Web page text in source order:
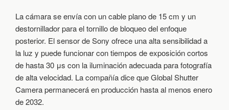
La cámara se envía con un cable plano de 15 cm y un
destornillador para el tornillo de bloqueo del enfoque
posterior. El sensor de Sony ofrece una alta sensibilidad a
la luz y puede funcionar con tiempos de exposición cortos
de hasta 30 μs con la iluminación adecuada para fotografía
de alta velocidad. La compañía dice que Global Shutter
Camera permanecerá en producción hasta al menos enero
de 2032.